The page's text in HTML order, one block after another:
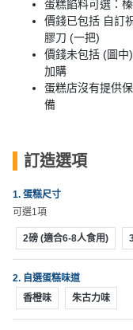
禮
物
場
品
即
食
即
煮
系
列
聚
活
禮
活
侶
願
蛋糕餡料可選：
價錢已包括 自訂
膠刀 (一把)
價錢未包括 (圖中
加購
蛋糕店沒有提供
備
訂造選項
1. 蛋糕尺寸
可選1項
2磅 (適合6-8人食用)
2. 自選蛋糕味道
香橙味
朱古力味